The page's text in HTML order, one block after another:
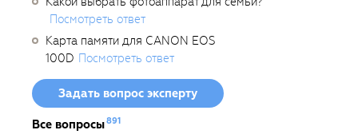
Посмотреть ответ
Карта памяти для CANON EOS
100D Посмотреть ответ
Задать вопрос эксперту
Все вопросы891